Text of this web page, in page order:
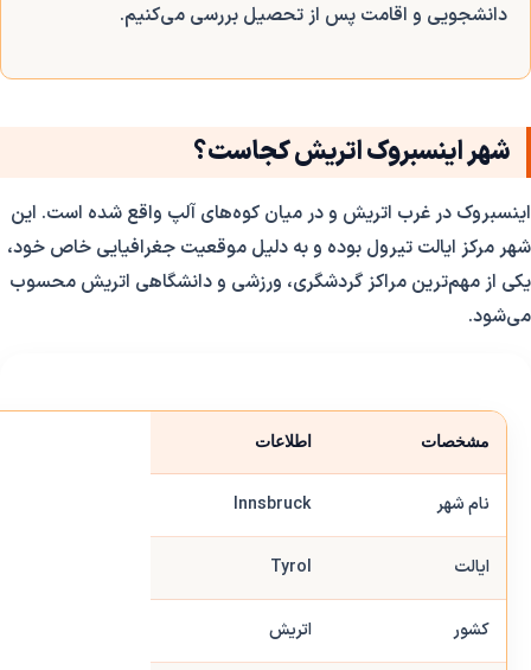
دانشجویی و اقامت پس از تحصیل بررسی می‌کنیم.
شهر اینسبروک اتریش کجاست؟
اینسبروک در غرب اتریش و در میان کوه‌های آلپ واقع شده است. این
شهر مرکز ایالت تیرول بوده و به دلیل موقعیت جغرافیایی خاص خود،
یکی از مهم‌ترین مراکز گردشگری، ورزشی و دانشگاهی اتریش محسوب
می‌شود.
مشخصات اطلاعات
نام شهر Innsbruck
ایالت Tyrol
کشور اتریش